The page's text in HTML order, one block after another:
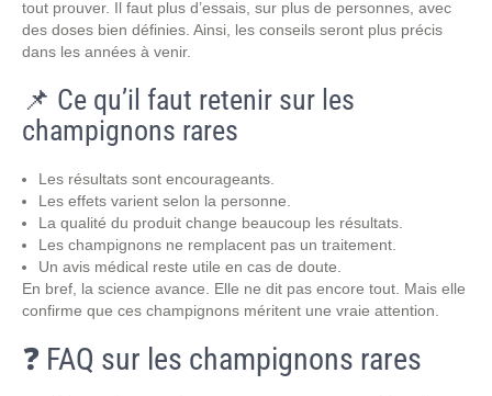
tout prouver. Il faut plus d’essais, sur plus de personnes, avec
des doses bien définies. Ainsi, les conseils seront plus précis
dans les années à venir.
📌 Ce qu’il faut retenir sur les
champignons rares
Les résultats sont encourageants.
Les effets varient selon la personne.
La qualité du produit change beaucoup les résultats.
Les champignons ne remplacent pas un traitement.
Un avis médical reste utile en cas de doute.
En bref, la science avance. Elle ne dit pas encore tout. Mais elle
confirme que ces champignons méritent une vraie attention.
❓ FAQ sur les champignons rares